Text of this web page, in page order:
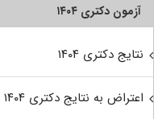
آزمون دکتری ۱۴۰۴
نتایج دکتری ۱۴۰۴
اعتراض به نتایج دکتری ۱۴۰۴